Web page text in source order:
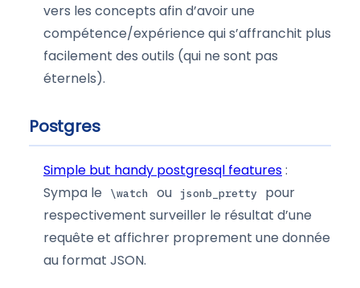
vers les concepts afin d’avoir une
compétence/expérience qui s’affranchit plus
facilement des outils (qui ne sont pas
éternels).
Postgres
Simple but handy postgresql features:
Sympa le
\watch ou jsonb_pretty
pour
respectivement surveiller le résultat d’une
requête et affichrer proprement une donnée
au format JSON.